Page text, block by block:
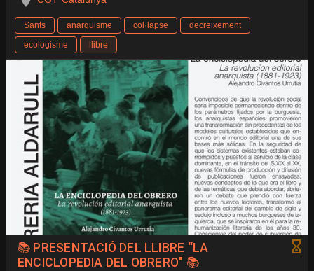
Sants anarquisme col·lapse
decreixement
ecologisme
llibre
📚 PRESENTACIÓ DEL LLIBRE “LA
ENCICLOPEDIA DEL OBRERO" 📚